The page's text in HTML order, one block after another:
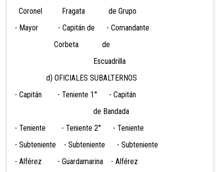
Coronel Fragata de Grupo
- Mayor - Capitán de - Comandante
Corbeta de
Escuadrilla
d) OFICIALES SUBALTERNOS
- Capitán - Teniente 1° - Capitán
de Bandada
- Teniente - Teniente 2° - Teniente
- Subteniente - Subteniente - Subteniente
- Alférez - Guardamarina - Alférez